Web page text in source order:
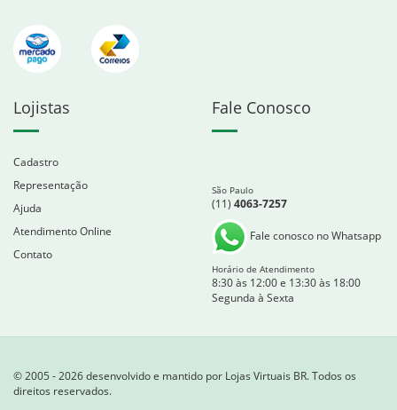
Lojistas
Cadastro
Representação
Ajuda
Atendimento Online
Contato
Fale Conosco
São Paulo
(11) 4063-7257
Fale conosco no Whatsapp
Horário de Atendimento
8:30 às 12:00 e 13:30 às 18:00
Segunda à Sexta
© 2005 - 2026 desenvolvido e mantido por Lojas Virtuais BR. Todos os
direitos reservados.